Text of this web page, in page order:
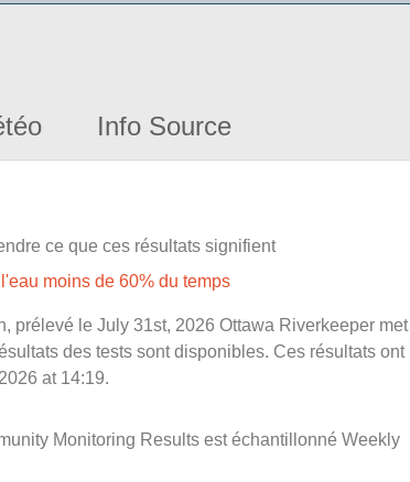
Info Source
ce que ces résultats signifient
moins de 60% du temps
prélevé le July 31st, 2026 Ottawa Riverkeeper met
des tests sont disponibles. Ces résultats ont
at 14:19.
Monitoring Results est échantillonné Weekly